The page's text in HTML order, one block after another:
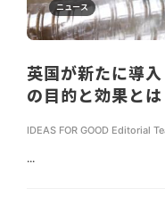
ニュース
英国が新たに導
の目的と効果とは
IDEAS FOR GOOD Editorial
...